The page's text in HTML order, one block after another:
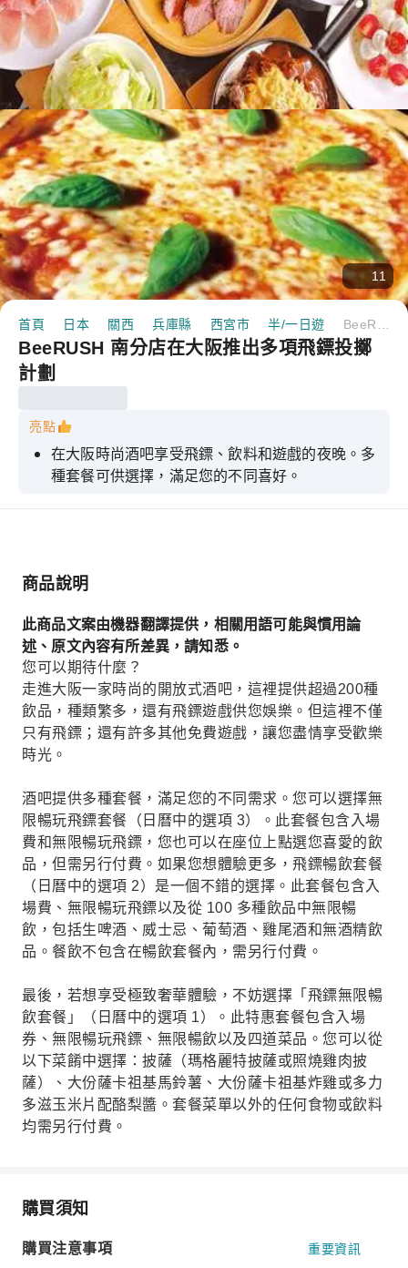
11
首頁 日本 關西 兵庫縣 西宮市 半/一日遊
BeeRUSH 南分店在大阪推出多項飛鏢投擲
計劃
亮點
在大阪時尚酒吧享受飛鏢、飲料和遊戲的夜晚。多
種套餐可供選擇，滿足您的不同喜好。
商品說明
此商品文案由機器翻譯提供，相關用語可能與慣用論
述、原文內容有所差異，請知悉。
您可以期待什麼？
走進大阪一家時尚的開放式酒吧，這裡提供超過200種
飲品，種類繁多，還有飛鏢遊戲供您娛樂。但這裡不僅
只有飛鏢；還有許多其他免費遊戲，讓您盡情享受歡樂
時光。
酒吧提供多種套餐，滿足您的不同需求。您可以選擇無
限暢玩飛鏢套餐（日曆中的選項 3）。此套餐包含入場
費和無限暢玩飛鏢，您也可以在座位上點選您喜愛的飲
品，但需另行付費。如果您想體驗更多，飛鏢暢飲套餐
（日曆中的選項 2）是一個不錯的選擇。此套餐包含入
場費、無限暢玩飛鏢以及從 100 多種飲品中無限暢
飲，包括生啤酒、威士忌、葡萄酒、雞尾酒和無酒精飲
品。餐飲不包含在暢飲套餐內，需另行付費。
最後，若想享受極致奢華體驗，不妨選擇「飛鏢無限暢
飲套餐」（日曆中的選項 1）。此特惠套餐包含入場
券、無限暢玩飛鏢、無限暢飲以及四道菜品。您可以從
以下菜餚中選擇：披薩（瑪格麗特披薩或照燒雞肉披
薩）、大份薩卡祖基馬鈴薯、大份薩卡祖基炸雞或多力
多滋玉米片配酪梨醬。套餐菜單以外的任何食物或飲料
均需另行付費。
購買須知
購買注意事項 重要資訊